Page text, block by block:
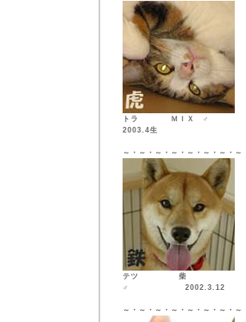
トラ ＭＩＸ ♂
2003.4生
～・～・～・～・～・～・～・～
テツ 柴
♂ 2002.3.12
～・～・～・～・～・～・～・～